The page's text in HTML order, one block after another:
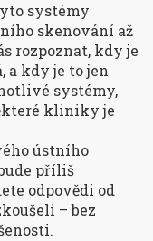
systémy
skenování až
rozpoznat, kdy je
a kdy je to jen
systémy,
kliniky je
ústního
příliš
odpovědi od
– bez